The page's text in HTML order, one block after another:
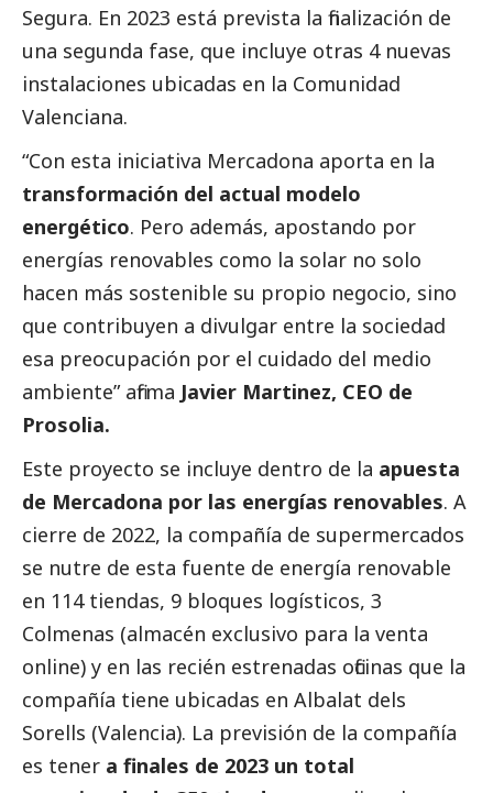
Segura. En 2023 está prevista la finalización de
una segunda fase, que incluye otras 4 nuevas
instalaciones ubicadas en la Comunidad
Valenciana.
“Con esta iniciativa Mercadona aporta en la
transformación del actual modelo
energético. Pero además, apostando por
energías renovables como la solar no solo
hacen más sostenible su propio negocio, sino
que contribuyen a divulgar entre la sociedad
esa preocupación por el cuidado del medio
ambiente” afirma Javier Martinez, CEO de
Prosolia.
Este proyecto se incluye dentro de la apuesta
de Mercadona por las energías renovables. A
cierre de 2022, la compañía de supermercados
se nutre de esta fuente de energía renovable
en 114 tiendas, 9 bloques logísticos, 3
Colmenas (almacén exclusivo para la venta
online) y en las recién estrenadas oficinas que la
compañía tiene ubicadas en Albalat dels
Sorells (Valencia). La previsión de la compañía
es tener a finales de 2023 un total